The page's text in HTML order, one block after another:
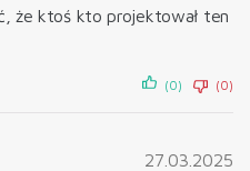
że ktoś kto projektował ten
(0) (0)
27.03.2025